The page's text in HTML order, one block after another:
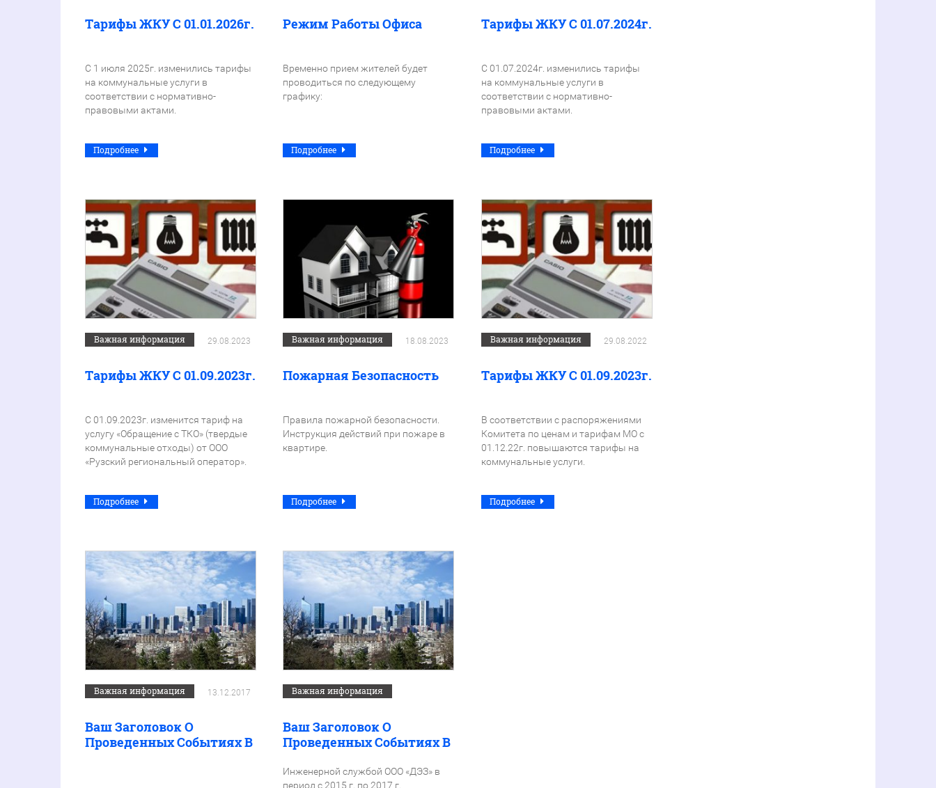
Тарифы ЖКУ С 01.01.2026г.
С 1 июля 2025г. изменились тарифы
на коммунальные услуги в
соответствии с нормативно-
правовыми актами.
Подробнее
Режим Работы Офиса
Временно прием жителей будет
проводиться по следующему
графику:
Подробнее
Тарифы ЖКУ С 01.07.2024г.
С 01.07.2024г. изменились тарифы
на коммунальные услуги в
соответствии с нормативно-
правовыми актами.
Подробнее
Важная информация 29.08.2023
Тарифы ЖКУ С 01.09.2023г.
С 01.09.2023г. изменится тариф на
услугу «Обращение с ТКО» (твердые
коммунальные отходы) от ООО
«Рузский региональный оператор».
Подробнее
Важная информация 18.08.2023
Пожарная Безопасность
Правила пожарной безопасности.
Инструкция действий при пожаре в
квартире.
Подробнее
Важная информация 29.08.2022
Тарифы ЖКУ С 01.09.2023г.
В соответствии с распоряжениями
Комитета по ценам и тарифам МО с
01.12.22г. повышаются тарифы на
коммунальные услуги.
Подробнее
Важная информация 13.12.2017
Ваш Заголовок О
Проведенных Событиях В
Важная информация
Ваш Заголовок О
Проведенных Событиях В
Программы
Инженерной службой ООО «ДЭЗ» в
период с 2015 г. по 2017 г.